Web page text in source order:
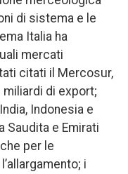
di sistema e le
Italia ha
mercati
citati il Mercosur,
miliardi di export;
Indonesia e
Saudita e Emirati
per le
i